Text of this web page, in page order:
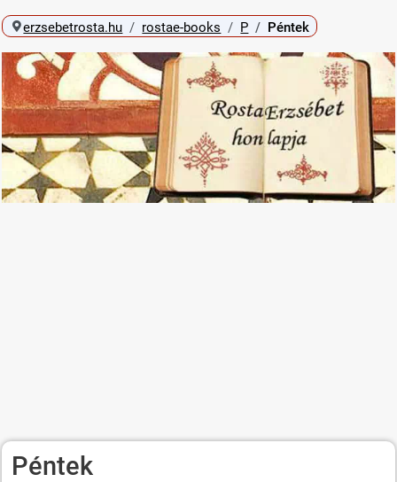
erzsebetrosta.hu rostae-books P Péntek
Péntek